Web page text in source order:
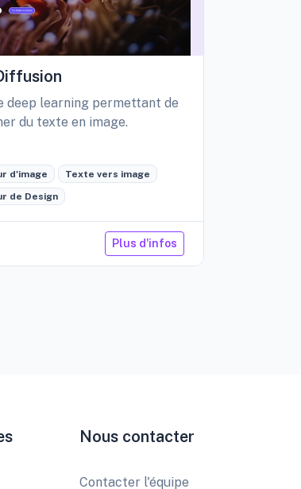
deep learning permettant de
du texte en image.
d'image Texte vers image
de Design
Plus d'infos
Nous contacter
Contacter l'équipe